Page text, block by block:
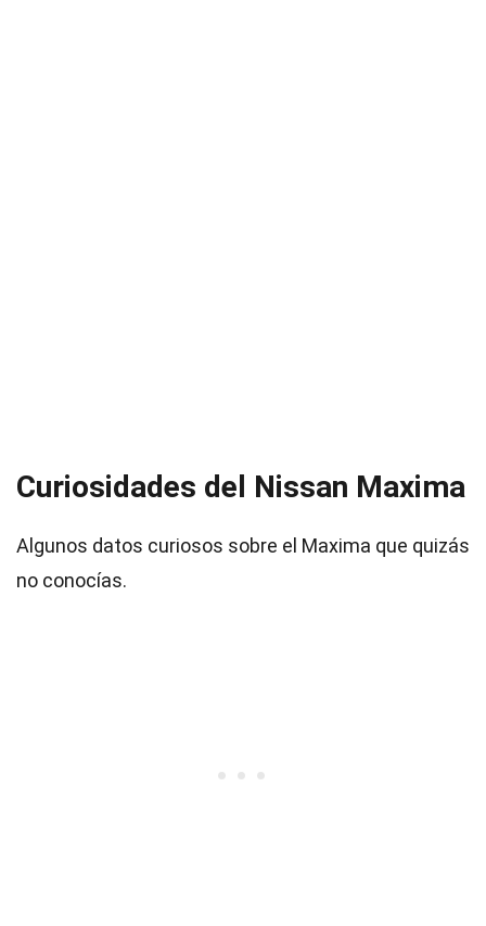
Curiosidades del Nissan Maxima
Algunos datos curiosos sobre el Maxima que quizás
no conocías.